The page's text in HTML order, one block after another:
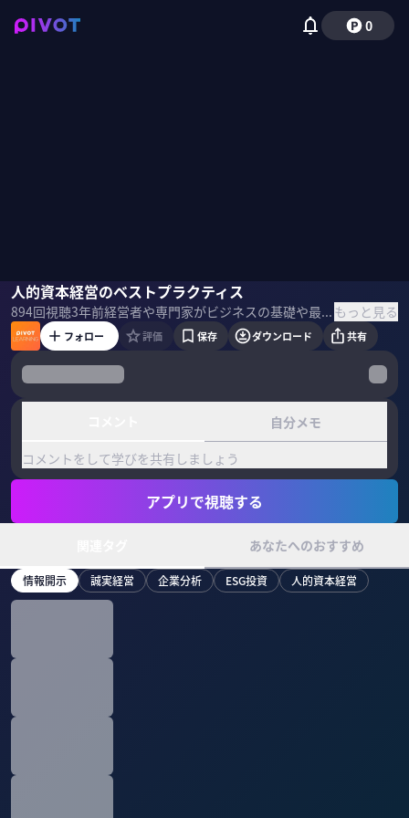
0
人的資本経営のベストプラクティス
894回視聴3年前 経営者や専門家がビジネスの基礎や最新テーマを教える「PIVOT LEARNING」。Unipos CEOの田中 弦氏に「人的資本経営のベストプラクティス」について聞いた。 ＜目次＞ もっと見る
田中弦佐々木紀彦
フォロー 評価 保存 ダウンロード 共有
自分メモ
コメントをして学びを共有しましょう
アプリで視聴する
あなたへのおすすめ
情報開示 誠実経営 企業分析 ESG投資 人的資本経営